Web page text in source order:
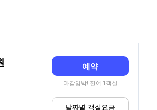
예약
마감임박! 잔여 1객실
날짜별 객실요금